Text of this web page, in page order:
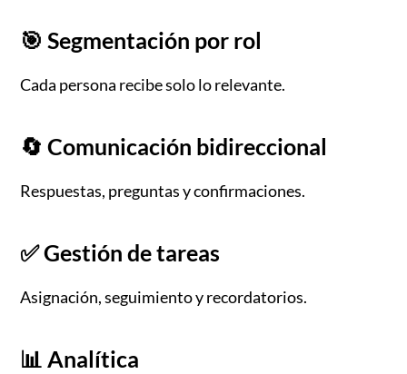
🎯 Segmentación por rol
Cada persona recibe solo lo relevante.
🔄 Comunicación bidireccional
Respuestas, preguntas y confirmaciones.
✅ Gestión de tareas
Asignación, seguimiento y recordatorios.
📊 Analítica